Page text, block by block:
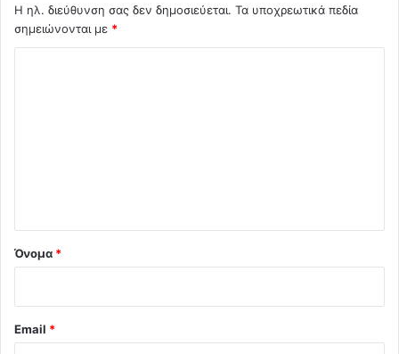
Η ηλ. διεύθυνση σας δεν δημοσιεύεται. Τα υποχρεωτικά πεδία
σημειώνονται με *
Όνομα *
Email *